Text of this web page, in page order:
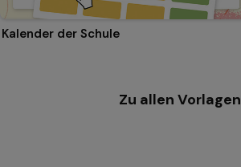
Kalender der Schule
Zu allen Vorlagen